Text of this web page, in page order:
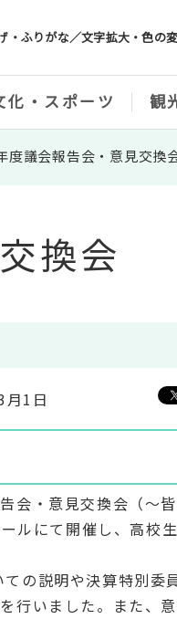
・ふりがな／文字拡大・色の
化・スポーツ 観
度議会報告会・意見交換
換会
月1日
会・意見交換会（～
ルにて開催し、高校
の説明や決算特別委
行いました。また、